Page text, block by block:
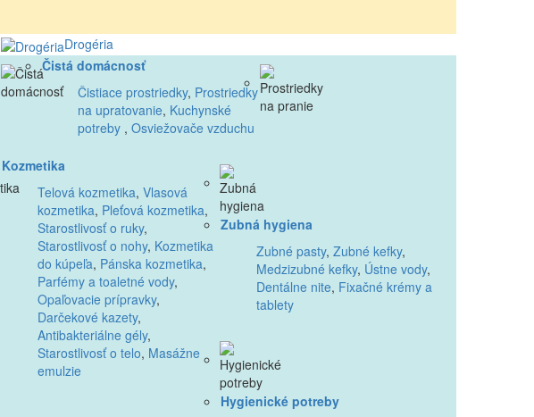
Drogéria
Čistá domácnosť
Čistiace prostriedky, Prostriedky
na upratovanie, Kuchynské
potreby , Osviežovače vzduchu
Kozmetika
Telová kozmetika, Vlasová
kozmetika, Pleťová kozmetika,
Starostlivosť o ruky,
Starostlivosť o nohy, Kozmetika
do kúpeľa, Pánska kozmetika,
Parfémy a toaletné vody,
Opaľovacie prípravky,
Darčekové kazety,
Antibakteriálne gély,
Starostlivosť o telo, Masážne
emulzie
Zubná hygiena
Zubné pasty, Zubné kefky,
Medzizubné kefky, Ústne vody,
Dentálne nite, Fixačné krémy a
tablety
Hygienické potreby